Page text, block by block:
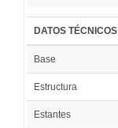
DATOS TÉCNICOS
Base
Estructura
Estantes